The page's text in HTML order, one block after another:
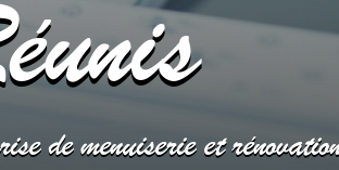
de menuiserie et